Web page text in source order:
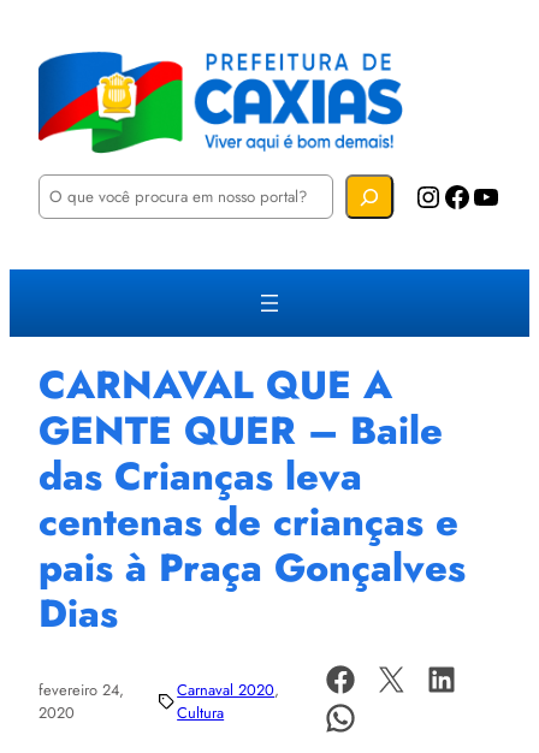
P
u
a
Instagram Facebook YouTube
CARNAVAL QUE A
GENTE QUER – Baile
das Crianças leva
centenas de crianças e
pais à Praça Gonçalves
Dias
fevereiro 24,
2020
Carnaval 2020
Cultura